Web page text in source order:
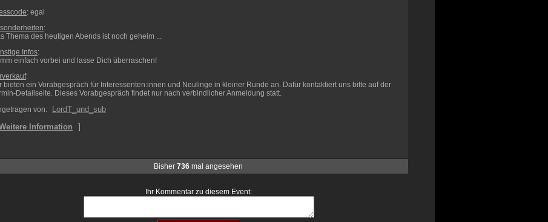
: egal
:
Thema des heutigen Abends ist noch geheim ...
Infos:
einfach vorbei und lasse Dich überraschen!
:
bieten ein Vorabgespräch für Interessenten:innen und Neulinge in kleiner Runde an. Dafür kontaktiert uns bitte auf der
Detailseite. Dieses Vorabgespräch findet nur nach verbindlicher Anmeldung statt.
von:
LordT_und_sub
Information ]
Bisher 736mal angesehen
Ihr Kommentar zu diesem Event: